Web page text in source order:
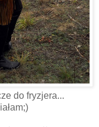
do fryzjera...